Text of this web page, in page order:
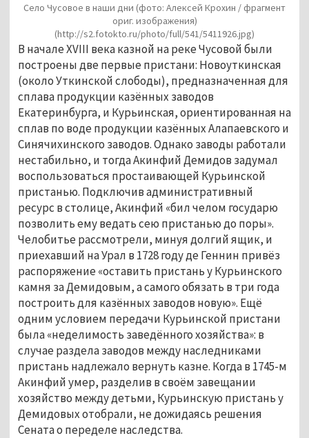
Село Чусовое в наши дни (фото: Алексей Крохин / фрагмент
ориг. изображения)
(http://s2.fotokto.ru/photo/full/541/5411926.jpg)
В начале XVIII века казной на реке Чусовой были
построены две первые пристани: Новоуткинская
(около Уткинской слободы), предназначенная для
сплава продукции казённых заводов
Екатеринбурга, и Курьинская, ориентированная на
сплав по воде продукции казённых Алапаевского и
Синячихинского заводов. Однако заводы работали
нестабильно, и тогда Акинфий Демидов задумал
воспользоваться простаивающей Курьинской
пристанью. Подключив административный
ресурс в столице, Акинфий «бил челом государю
позволить ему ведать сею пристанью до поры».
Челобитье рассмотрели, минуя долгий ящик, и
приехавший на Урал в 1728 году де Геннин привёз
распоряжение «оставить пристань у Курьинского
камня за Демидовым, а самого обязать в три года
построить для казённых заводов новую». Ещё
одним условием передачи Курьинской пристани
была «неделимость заведённого хозяйства»: в
случае раздела заводов между наследниками
пристань надлежало вернуть казне. Когда в 1745-м
Акинфий умер, разделив в своём завещании
хозяйство между детьми, Курьинскую пристань у
Демидовых отобрали, не дожидаясь решения
Сената о переделе наследства.